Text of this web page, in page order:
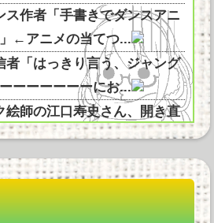
ス作者「手書きでダンスアニ
←アニメの当てつ...
者「はっきり言う、ジャング
ーーーーーーにお...
絵師の江口寿史さん、開き直
う。全く反省して...
ーというゲームの魅力ってど
他
ン、移民受け入れ反対派にブ